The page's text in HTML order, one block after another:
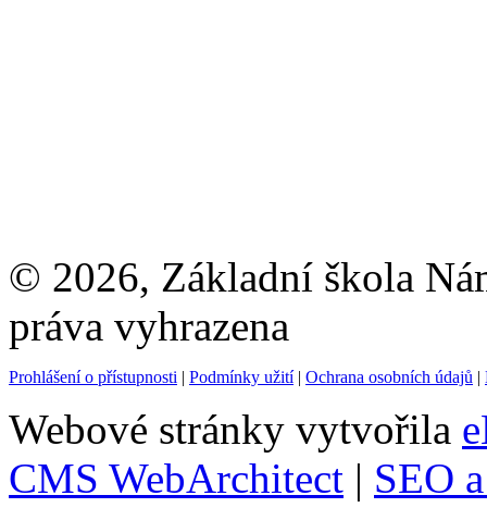
© 2026, Základní škola
práva vyhrazena
Prohlášení o přístupnosti | Podmínky užití| Ochrana osobních údajů |
Webové stránky vytvořila
CMS WebArchitect | SEO